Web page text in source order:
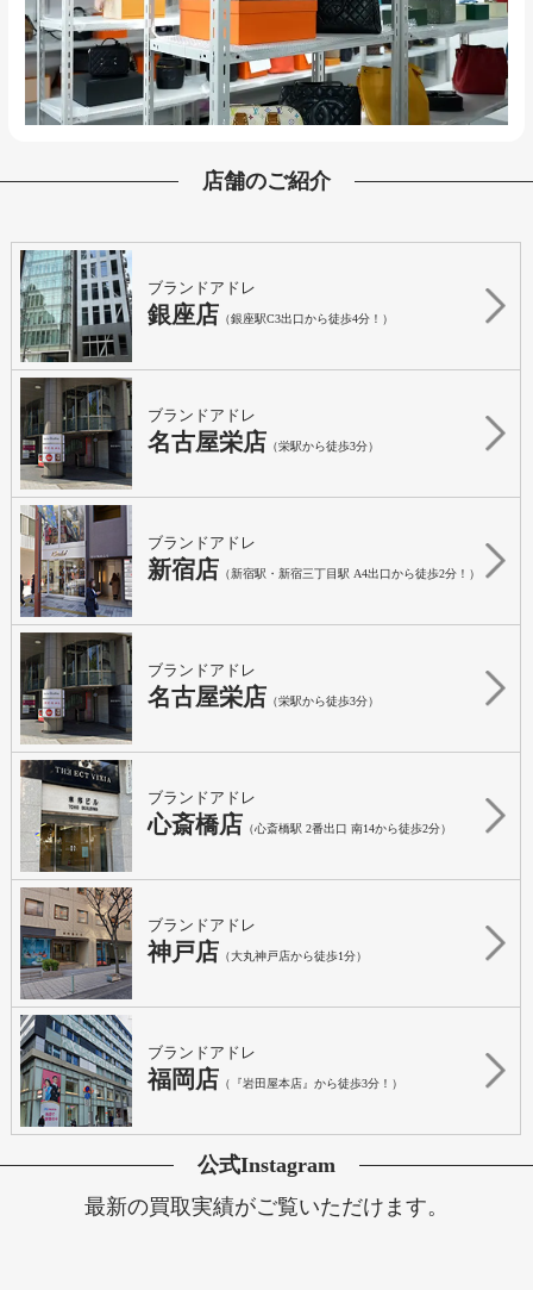
店舗のご紹介
ブランドアドレ
銀座店 （銀座駅C3出口から徒歩4分！）
ブランドアドレ
名古屋栄店 （栄駅から徒歩3分）
ブランドアドレ
新宿店 （新宿駅・新宿三丁目駅 A4出口から徒歩2分！）
ブランドアドレ
名古屋栄店 （栄駅から徒歩3分）
ブランドアドレ
心斎橋店 （心斎橋駅 2番出口 南14から徒歩2分）
ブランドアドレ
神戸店 （大丸神戸店から徒歩1分）
ブランドアドレ
福岡店 （『岩田屋本店』から徒歩3分！）
公式Instagram
最新の買取実績がご覧いただけます。